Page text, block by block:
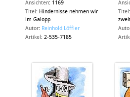
Ansichten: 1169
Titel : Hindernisse nehmen wir
im Galopp
Autor: Reinhold Löffler
Artikel : 2-535-7185
Titel